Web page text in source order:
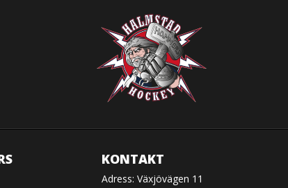
KONTAKT
Adress: Växjövägen 11